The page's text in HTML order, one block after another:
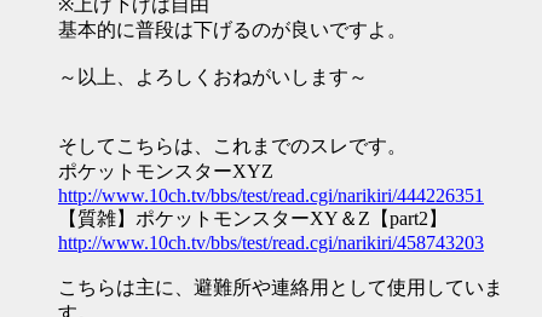
※上げ下げは自由
基本的に普段は下げるのが良いですよ。
～以上、よろしくおねがいします～
そしてこちらは、これまでのスレです。
ポケットモンスターXYZ
http://www.10ch.tv/bbs/test/read.cgi/narikiri/444226351
【質雑】ポケットモンスターXY＆Z【part2】
http://www.10ch.tv/bbs/test/read.cgi/narikiri/458743203
こちらは主に、避難所や連絡用として使用していま
す。